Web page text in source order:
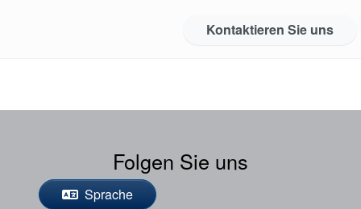
Kontaktieren Sie uns
Folgen Sie uns
Sprache